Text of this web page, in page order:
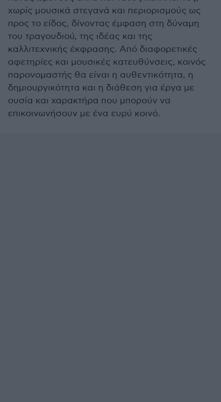
χωρίς μουσικά στεγανά και περιορισμούς ως
προς το είδος, δίνοντας έμφαση στη δύναμη
του τραγουδιού, της ιδέας και της
καλλιτεχνικής έκφρασης. Από διαφορετικές
αφετηρίες και μουσικές κατευθύνσεις, κοινός
παρονομαστής θα είναι η αυθεντικότητα, η
δημιουργικότητα και η διάθεση για έργα με
ουσία και χαρακτήρα που μπορούν να
επικοινωνήσουν με ένα ευρύ κοινό.